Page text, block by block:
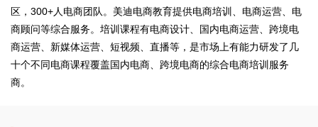
区，300+人电商团队。美迪电商教育提供电商培训、电商运营、电
商顾问等综合服务。培训课程有电商设计、国内电商运营、跨境电
商运营、新媒体运营、短视频、直播等，是市场上有能力研发了几
十个不同电商课程覆盖国内电商、跨境电商的综合电商培训服务
商。